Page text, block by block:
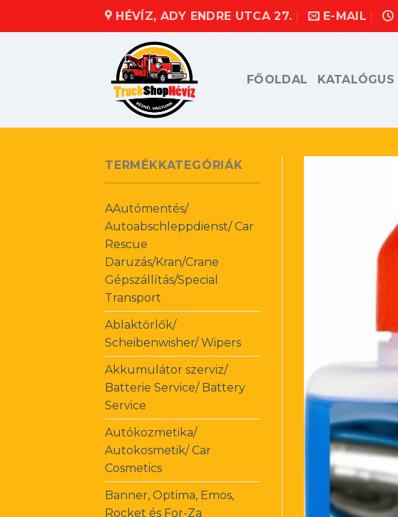
HÉVÍZ, ADY ENDRE UTCA 27. E-MAIL
FŐOLDAL KATALÓGUS
TERMÉKKATEGÓRIÁK
AAutómentés/
Autoabschleppdienst/ Car
Rescue
Daruzás/Kran/Crane
Gépszállítás/Special
Transport
Ablaktörlők/
Scheibenwisher/ Wipers
Akkumulátor szerviz/
Batterie Service/ Battery
Service
Autókozmetika/
Autokosmetik/ Car
Cosmetics
Banner, Optima, Emos,
Rocket és For-Za